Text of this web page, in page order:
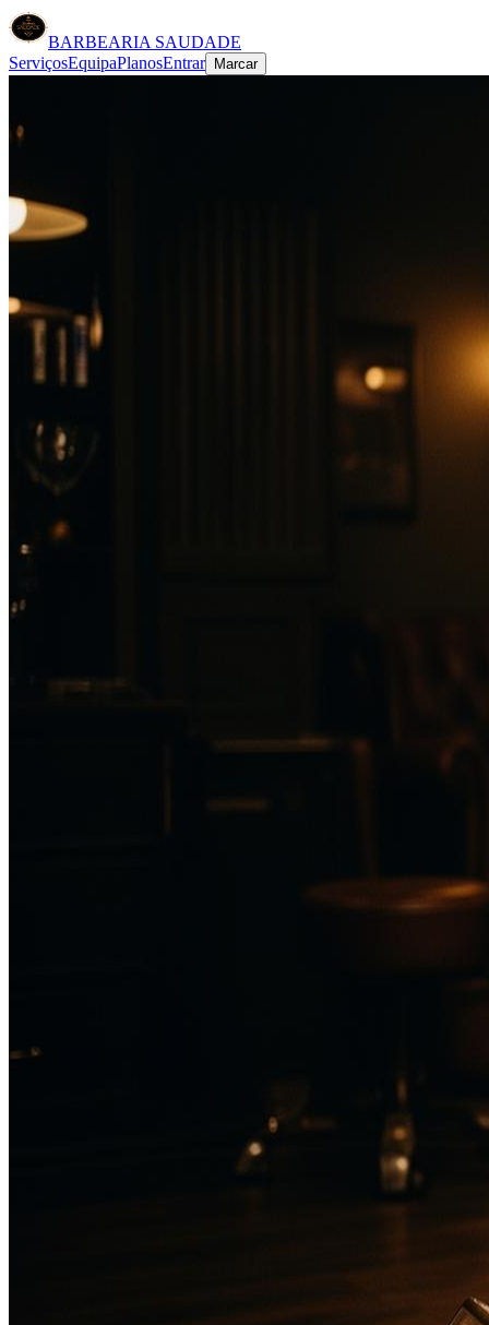
BARBEARIA SAUDADE
ServiçosEquipaPlanosEntrar Marcar